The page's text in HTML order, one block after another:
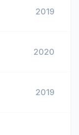
2019
2020
2019